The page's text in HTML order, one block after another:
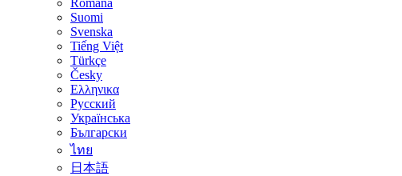
Română
Suomi
Svenska
Tiếng Việt
Türkçe
Česky
Ελληνικα
Русский
Українська
Български
ไทย
日本語